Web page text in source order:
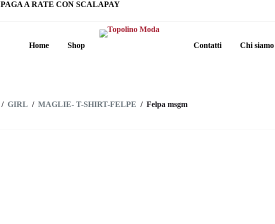
PAGA A RATE CON SCALAPAY
Home Shop Contatti Chi siamo
/ GIRL / MAGLIE- T-SHIRT-FELPE / Felpa msgm